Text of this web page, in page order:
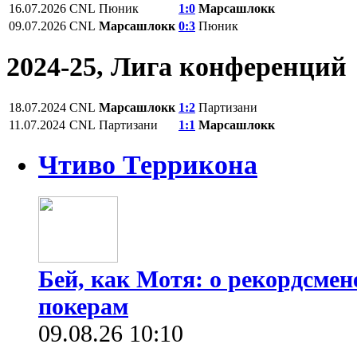
16.07.2026 CNL Пюник 1:0 Марсашлокк
09.07.2026 CNL Марсашлокк 0:3 Пюник
2024-25, Лига конференций
18.07.2024 CNL Марсашлокк 1:2 Партизани
11.07.2024 CNL Партизани 1:1 Марсашлокк
Чтиво Террикона
Бей, как Мотя: о
покерам
09.08.26 10:10